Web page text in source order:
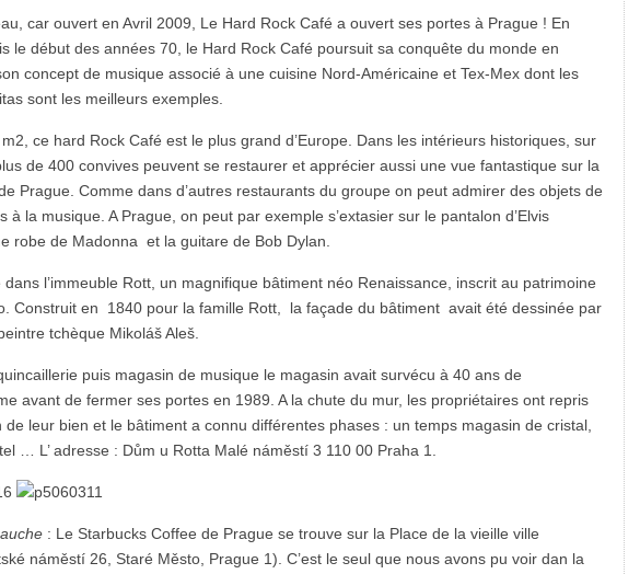
car ouvert en Avril 2009, Le Hard Rock Café a ouvert ses portes à Prague ! En
le début des années 70, le Hard Rock Café poursuit sa conquête du monde en
concept de musique associé à une cuisine Nord-Américaine et Tex-Mex dont les
sont les meilleurs exemples.
ce hard Rock Café est le plus grand d’Europe. Dans les intérieurs historiques, sur
de 400 convives peuvent se restaurer et apprécier aussi une vue fantastique sur la
Prague. Comme dans d’autres restaurants du groupe on peut admirer des objets de
à la musique. A Prague, on peut par exemple s’extasier sur le pantalon d’Elvis
robe de Madonna et la guitare de Bob Dylan.
dans l’immeuble Rott, un magnifique bâtiment néo Renaissance, inscrit au patrimoine
Construit en 1840 pour la famille Rott, la façade du bâtiment avait été dessinée par
tchèque Mikoláš Aleš.
puis magasin de musique le magasin avait survécu à 40 ans de
avant de fermer ses portes en 1989. A la chute du mur, les propriétaires ont repris
de leur bien et le bâtiment a connu différentes phases : un temps magasin de cristal,
… L’ adresse : Dům u Rotta Malé náměstí 3 110 00 Praha 1.
: Le Starbucks Coffee de Prague se trouve sur la Place de la vieille ville
náměstí 26, Staré Město, Prague 1). C’est le seul que nous avons pu voir dan la